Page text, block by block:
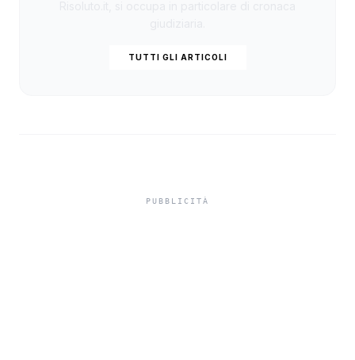
TUTTI GLI ARTICOLI